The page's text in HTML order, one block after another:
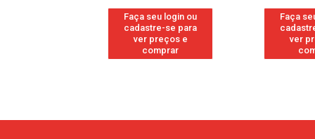
Faça seu login ou
cadastre-se para
ver preços e
comprar
Faça
ver